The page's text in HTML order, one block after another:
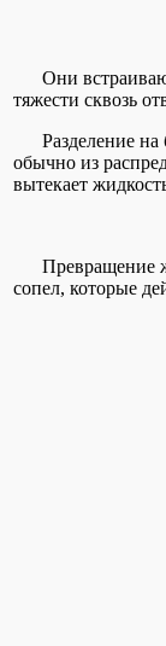
Они
тяжести сквозь
Разделение на
обычно из
вытекает
Превращение
сопел, которые